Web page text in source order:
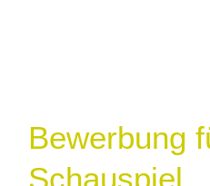
Bewerbung
Schauspiel